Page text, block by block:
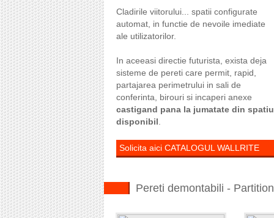
Cladirile viitorului... spatii configurate
automat, in functie de nevoile imediate
ale utilizatorilor.
In aceeasi directie futurista, exista deja
sisteme de pereti care permit, rapid,
partajarea perimetrului in sali de
conferinta, birouri si incaperi anexe
castigand pana la jumatate din
disponibil
Solicita aici CATALOGUL WALLRITE
Pereti demontabili -